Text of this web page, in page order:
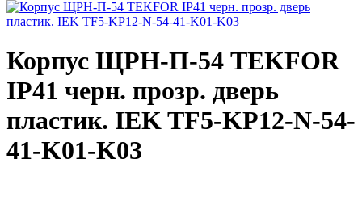
Корпус ЩРН-П-54 TEKFOR
IP41 черн. прозр. дверь
пластик. IEK TF5-KP12-N-54-
41-K01-K03